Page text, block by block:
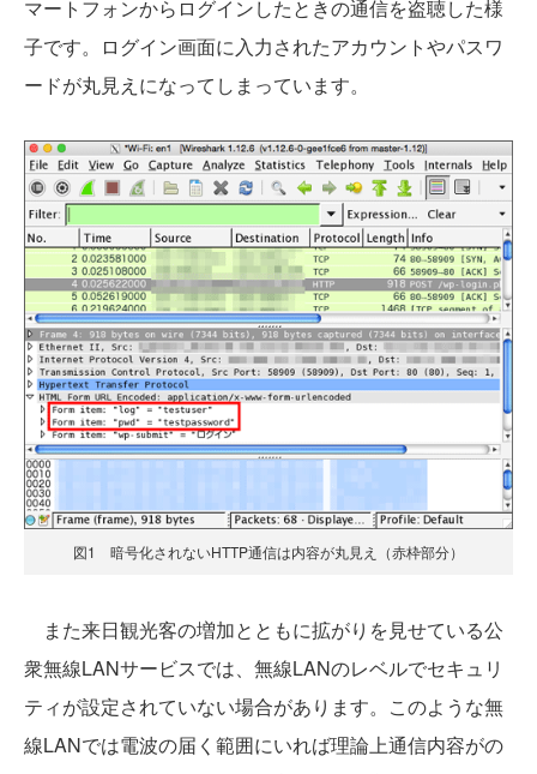
マートフォンからログインしたときの通信を盗聴した様
子です。ログイン画面に入力されたアカウントやパスワ
ードが丸見えになってしまっています。
図1 暗号化されないHTTP通信は内容が丸見え（赤枠部分）
また来日観光客の増加とともに拡がりを見せている公
衆無線LANサービスでは、無線LANのレベルでセキュリ
ティが設定されていない場合があります。このような無
線LANでは電波の届く範囲にいれば理論上通信内容がの